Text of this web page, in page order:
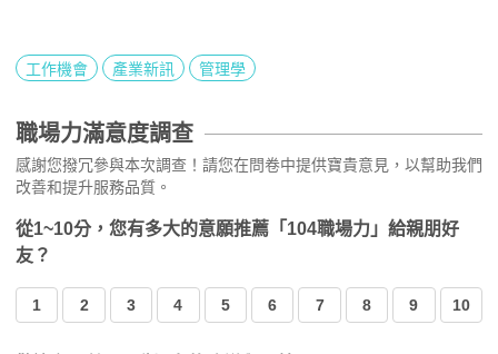
工作機會 產業新訊 管理學
職場力滿意度調查
感謝您撥冗參與本次調查！請您在問卷中提供寶貴意見，以幫助我們
改善和提升服務品質。
從1~10分，您有多大的意願推薦「104職場力」給親朋好
友？
1 2 3 4 5 6 7 8 9 10